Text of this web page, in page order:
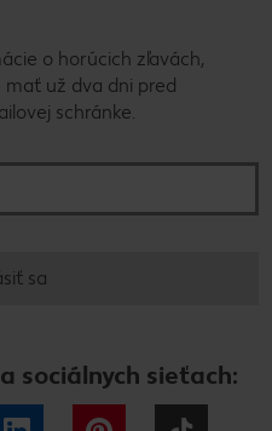
o horúcich zľavách,
už dva dni pred
schránke.
sa
sociálnych sieťach: